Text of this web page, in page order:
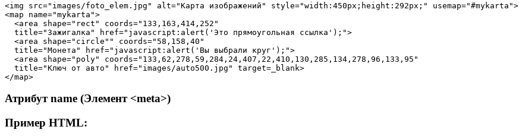
<img src="images/foto_elem.jpg" alt="Карта изображений" style="width:450px;height:292px;" usemap="#mykarta">
<map name="mykarta">
  <area shape="rect" coords="133,163,414,252"
  title="Зажигалка" href="javascript:alert('Это прямоугольная ссылка');">
  <area shape="circle"" coords="58,158,40"
  title="Монета" href="javascript:alert('Вы выбрали круг');">
  <area shape="poly" coords="133,62,278,59,284,24,407,22,410,130,285,134,278,96,133,95"
  title="Ключ от авто" href="images/auto500.jpg" target=_blank>
Атрибут name (Элемент <meta>)
Пример HTML: